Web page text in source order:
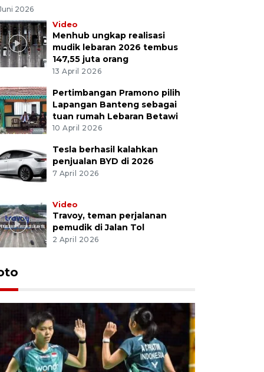
2026
Video
Menhub ungkap realisasi
mudik lebaran 2026 tembus
147,55 juta orang
13 April 2026
Pertimbangan Pramono pilih
Lapangan Banteng sebagai
tuan rumah Lebaran Betawi
10 April 2026
Tesla berhasil kalahkan
penjualan BYD di 2026
7 April 2026
Video
Travoy, teman perjalanan
pemudik di Jalan Tol
2 April 2026